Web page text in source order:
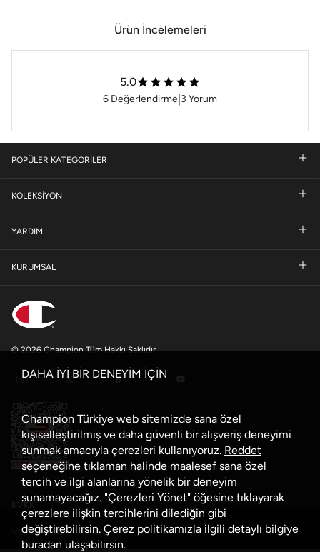
Ürün İncelemeleri
5.0
6 Değerlendirme 3 Yorum
POPÜLER KATEGORİLER
KOLEKSİYON
YARDIM
KURUMSAL
© 2026 Champion Tüm Hakkı Saklıdır
KVKK
Veri Güvenliği Politikası
DAHA İYİ BİR DENEYİM İÇİN
Champion Türkiye web sitemizde sana özel
kişiselleştirilmiş ve daha güvenli bir alışveriş deneyimi
sunmak amacıyla çerezleri kullanıyoruz. Reddet
seçeneğine tıklaman halinde maalesef sana özel
tercih ve ilgi alanlarına yönelik bir deneyim
sunamayacağız. "Çerezleri Yönet" öğesine tıklayarak
çerezlere ilişkin tercihlerini dilediğin gibi
değiştirebilirsin. Çerez politikamızla ilgili detaylı bilgiye
buradan ulaşabilirsin.